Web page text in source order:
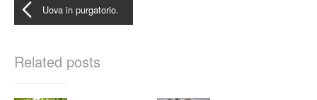
Uova in purgatorio.
Related posts